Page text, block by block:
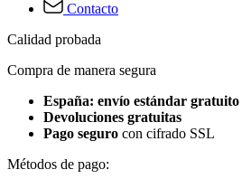
Contacto
Calidad probada
Compra de manera segura
España: envío estándar gratuito
Devoluciones gratuitas
Pago seguro con cifrado SSL
Métodos de pago: